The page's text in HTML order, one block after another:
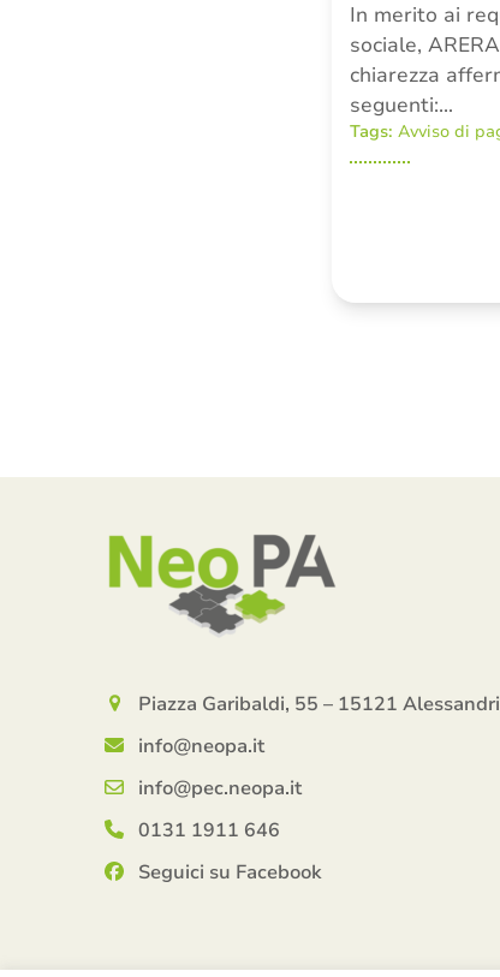
In merito ai
sociale,
chiarezza
seguenti:…
Tags: Avviso di
Piazza Garibaldi, 55 – 15121
info@neopa.it
info@pec.neopa.it
0131 1911 646
Seguici su Facebook